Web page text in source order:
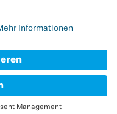
für Digitales